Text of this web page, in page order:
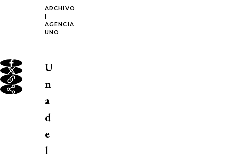
ARCHIVO
|
AGENCIA
UNO
U
n
a
d
e
l